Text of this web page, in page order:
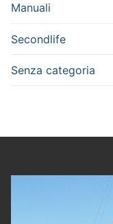
Manuali
Secondlife
Senza categoria